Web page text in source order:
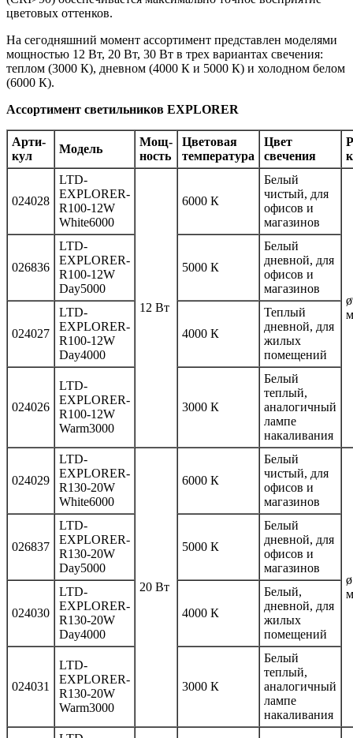
цветовых оттенков.
На сегодняшний момент ассортимент представлен моделями
мощностью 12 Вт, 20 Вт, 30 Вт в трех вариантах свечения:
теплом (3000 К), дневном (4000 К и 5000 К) и холодном белом
(6000 К).
Ассортимент светильников EXPLORER
Ар­ти­
кул
Мо­дель
Мощ­
ность
Цветовая
температура
Цвет
свечения
024028
LTD-
EXPLORER-
R100-12W
White6000
12 Вт
6000 К
Белый
чистый, для
офисов и
магазинов
026836
LTD-
EXPLORER-
R100-12W
Day5000
5000 К
Белый
дневной, для
офисов и
магазинов
024027
LTD-
EXPLORER-
R100-12W
Day4000
4000 К
Теплый
дневной, для
жилых
помещений
024026
LTD-
EXPLORER-
R100-12W
Warm3000
3000 К
Белый
теплый,
аналогичный
лампе
накаливания
024029
LTD-
EXPLORER-
R130-20W
White6000
20 Вт
6000 К
Белый
чистый, для
офисов и
магазинов
026837
LTD-
EXPLORER-
R130-20W
Day5000
5000 К
Белый
дневной, для
офисов и
магазинов
024030
LTD-
EXPLORER-
R130-20W
Day4000
4000 К
Белый,
дневной, для
жилых
помещений
024031
LTD-
EXPLORER-
R130-20W
Warm3000
3000 К
Белый
теплый,
аналогичный
лампе
накаливания